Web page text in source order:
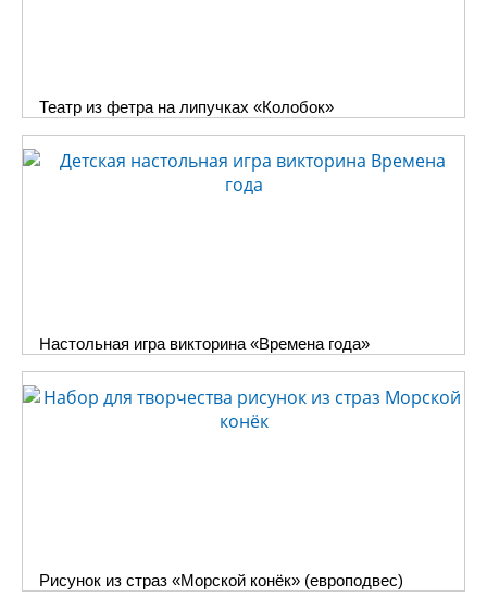
Театр из фетра на липучках «Колобок»
Настольная игра викторина «Времена года»
Рисунок из страз «Морской конёк» (европодвес)